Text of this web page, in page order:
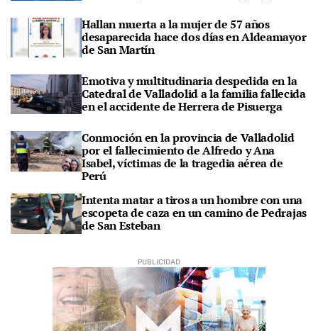
Hallan muerta a la mujer de 57 años
desaparecida hace dos días en Aldeamayor
de San Martín
Emotiva y multitudinaria despedida en la
Catedral de Valladolid a la familia fallecida
en el accidente de Herrera de Pisuerga
Conmoción en la provincia de Valladolid
por el fallecimiento de Alfredo y Ana
Isabel, víctimas de la tragedia aérea de
Perú
Intenta matar a tiros a un hombre con una
escopeta de caza en un camino de Pedrajas
de San Esteban